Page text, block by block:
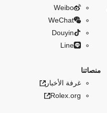
Weibo
WeChat
Douyin
Line
منصاتنا
غرفة الأخبار
Rolex.org